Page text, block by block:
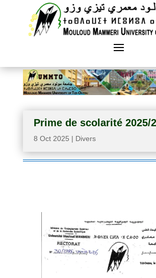
Prime de scolarité 2025/
8 Oct 2025 | Divers